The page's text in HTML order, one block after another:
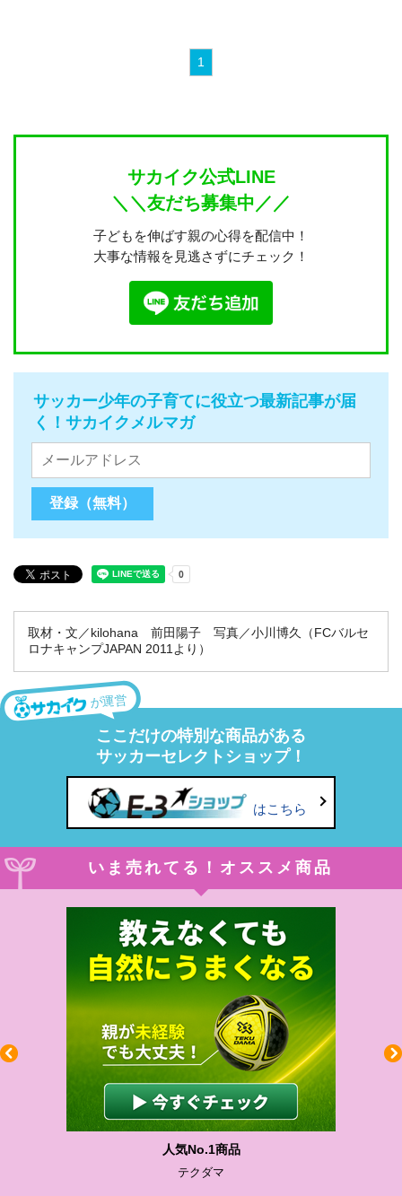
1
サカイク公式LINE
＼＼友だち募集中／／
子どもを伸ばす親の心得を配信中！
大事な情報を見逃さずにチェック！
サッカー少年の子育てに役立つ最新記事が届
く！サカイクメルマガ
取材・文／kilohana 前田陽子 写真／小川博久（FCバルセ
ロナキャンプJAPAN 2011より）
が運営
ここだけの特別な商品がある
サッカーセレクトショップ！
はこちら
いま売れてる！オススメ商品
わかりやすい質問に沿って書ける
サカイクサッカーノート